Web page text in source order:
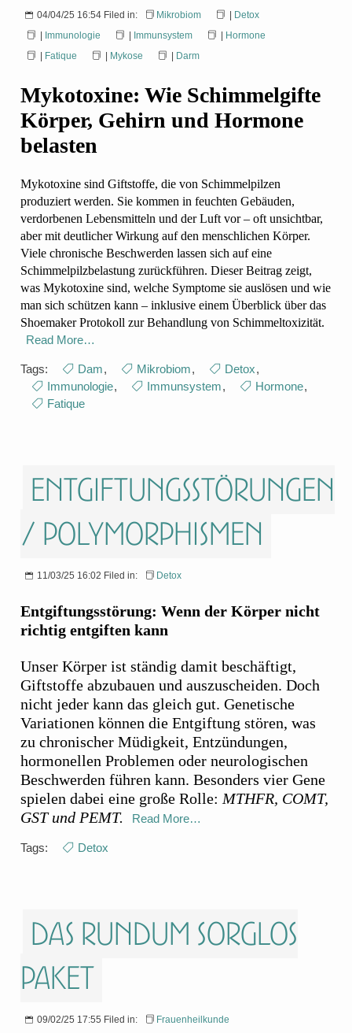
04/04/25 16:54 Filed in: Mikrobiom | Detox
| Immunologie | Immunsystem | Hormone
| Fatique | Mykose | Darm
Mykotoxine: Wie Schimmelgifte
Körper, Gehirn und Hormone
belasten
Mykotoxine sind Giftstoffe, die von Schimmelpilzen
produziert werden. Sie kommen in feuchten Gebäuden,
verdorbenen Lebensmitteln und der Luft vor – oft unsichtbar,
aber mit deutlicher Wirkung auf den menschlichen Körper.
Viele chronische Beschwerden lassen sich auf eine
Schimmelpilzbelastung zurückführen. Dieser Beitrag zeigt,
was Mykotoxine sind, welche Symptome sie auslösen und wie
man sich schützen kann – inklusive einem Überblick über das
Shoemaker Protokoll zur Behandlung von Schimmeltoxizität.
Read More…
Tags: Dam, Mikrobiom, Detox,
Immunologie, Immunsystem, Hormone,
Fatique
Entgiftungsstörungen
/ Polymorphismen
11/03/25 16:02 Filed in: Detox
Entgiftungsstörung: Wenn der Körper nicht
richtig entgiften kann
Unser Körper ist ständig damit beschäftigt,
Giftstoffe abzubauen und auszuscheiden. Doch
nicht jeder kann das gleich gut. Genetische
Variationen können die Entgiftung stören, was
zu chronischer Müdigkeit, Entzündungen,
hormonellen Problemen oder neurologischen
Beschwerden führen kann. Besonders vier Gene
spielen dabei eine große Rolle: MTHFR, COMT,
GST und PEMT.
Read More…
Tags: Detox
Das Rundum Sorglos
Paket
09/02/25 17:55 Filed in:
Frauenheilkunde